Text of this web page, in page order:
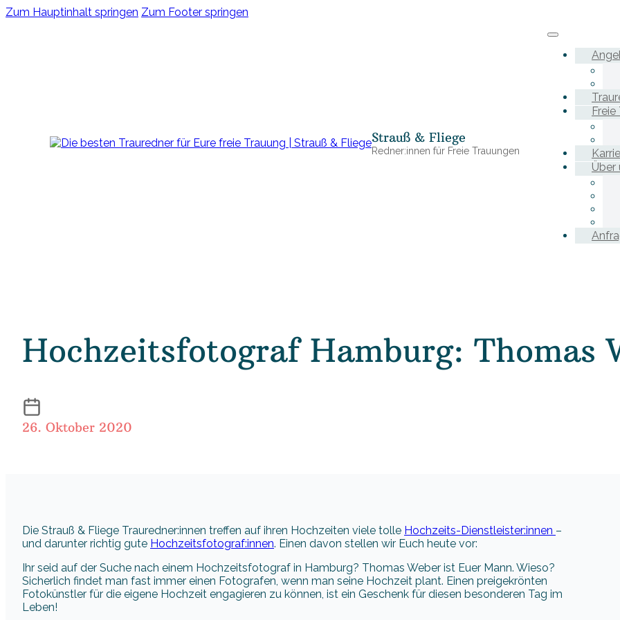
Zum Hauptinhalt springen Zum Footer springen
Strauß & Fliege
Redner:innen für Freie Trauungen
Freie
Über
Hochzeitsfotograf Hamburg: Thomas
26. Oktober 2020
Die Strauß & Fliege Trauredner:innen treffen auf ihren Hochzeiten viele tolle Hochzeits-Dienstleister:innen –
und darunter richtig gute Hochzeitsfotograf:innen. Einen davon stellen wir Euch heute vor:
Ihr seid auf der Suche nach einem Hochzeitsfotograf in Hamburg? Thomas Weber ist Euer Mann. Wieso?
Sicherlich findet man fast immer einen Fotografen, wenn man seine Hochzeit plant. Einen preigekrönten
Fotokünstler für die eigene Hochzeit engagieren zu können, ist ein Geschenk für diesen besonderen Tag im
Leben!